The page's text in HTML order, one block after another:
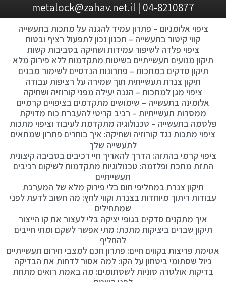
04-8210877 | metalock@zahav.net.il
ציפוי אלומניום – פתרון עמיד להגנה על מתכות בתעשייה
קווי קיטור בתעשייה – תכנון נכון לתפעול רציף ובטוח
ציפוי פלדה לשיפור עמידות ושחיקה בסביבות קשות
תיקון מנועים תעשייתיים בשיטות מתקדמות ללא פירוק מלא
תיקון סדקים במתכות – פתרונות הנדסיים לשימור מבנים
תיקון צנרת תעשייתית תוך שמירה על רציפות עבודה
ציפוי מגן למתכות – הגנה יעילה מפני קורוזיה ושחיקה
אלומינה בתעשייה – שימושים מתקדמים בציפויים קרמיים
ממסרות תעשייתיות – רכיב קריטי להעברת כוח מדויקת
פלסמה בתעשייה – טכנולוגיה מתקדמת לעיבוד וציפוי מתכות
ציפוי מתכות נגד קורוזיה ושחיקה: איך בוחרים פתרון שמתאים
לתעשייה שלך
ציפוי קרמי בהתזה: הדרך להאריך חיי רכיבים בסביבה קיצונית
התזת מתכת ופלזמה: טכנולוגיות מתקדמות לשיקום רכיבים
תעשייתיים
תיקון צנרת במחליפי חום בלי פירוק מלא של המערכת
עבודות ריתוך מיוחדות בצנרת וקווי לחץ: מה חשוב לדעת לפני
שמתחילים
איך מתקנים סדקים בגופי יציקה בלי לעצור את קו הייצור
תיקון שברים ביציקות מתכת: מתי אפשר לשקם ומתי חייבים
להחליף
אטימת פריצות בקווים חיים: פתרון חכם למצבי חירום תעשייתיים
כיול שסתומי ביטחון על הקו: למה אסור לדחות את הבדיקה
בדיקות אולטרה סוניות לשסתומים: מה באמת רואים מתחת